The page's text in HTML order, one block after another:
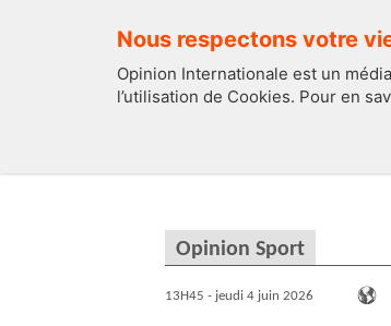
Nous respectons votre
Opinion Internationale est un
l’utilisation de Cookies. Pour en
Opinion Sport
13H45 - jeudi 4 juin 2026